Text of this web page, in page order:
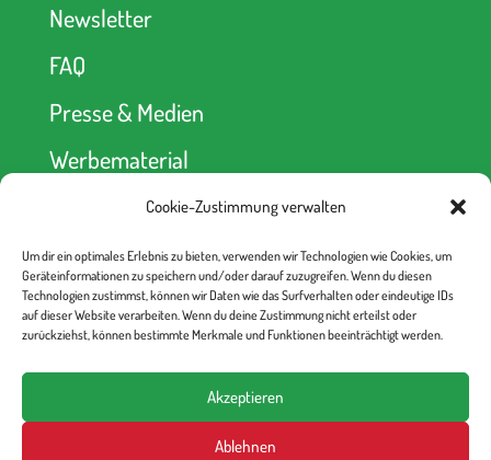
Cookie-Zustimmung verwalten
Um dir ein optimales Erlebnis zu bieten, verwenden wir Technologien wie Cookies, um
Geräteinformationen zu speichern und/oder darauf zuzugreifen. Wenn du diesen
Technologien zustimmst, können wir Daten wie das Surfverhalten oder eindeutige IDs
auf dieser Website verarbeiten. Wenn du deine Zustimmung nicht erteilst oder
zurückziehst, können bestimmte Merkmale und Funktionen beeinträchtigt werden.
Akzeptieren
Ablehnen
Newsletter
FAQ
Presse & Medien
Werbematerial
kein Abseits! e.V.
Berliner Volksbank
IBAN: DE52 1009 0000 2335 6330 00
BIC: BEVODEBB